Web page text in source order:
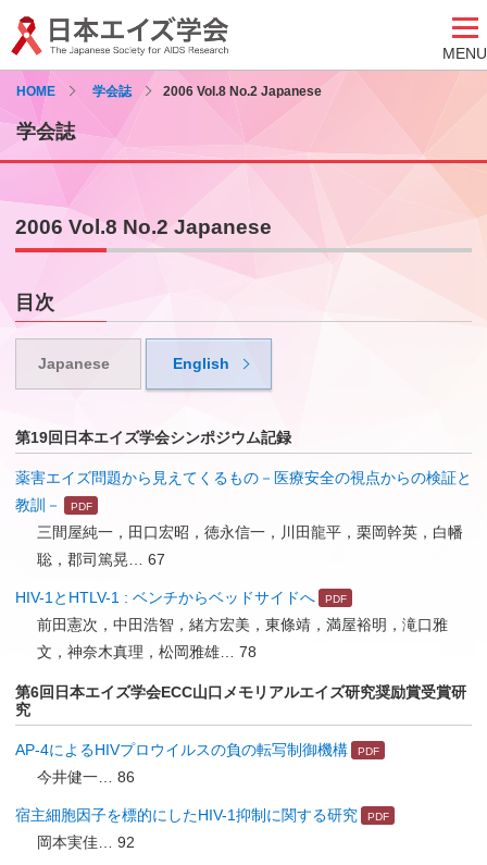
MENU
HOME 学会誌 2006 Vol.8 No.2 Japanese
学会誌
2006 Vol.8 No.2 Japanese
目次
Japanese English
第19回日本エイズ学会シンポジウム記録
薬害エイズ問題から見えてくるもの－医療安全の視点からの検証と
教訓－
三間屋純一，田口宏昭，徳永信一，川田龍平，栗岡幹英，白幡
聡，郡司篤晃… 67
HIV-1とHTLV-1 : ベンチからベッドサイドへ
前田憲次，中田浩智，緒方宏美，東條靖，満屋裕明，滝口雅
文，神奈木真理，松岡雅雄… 78
第6回日本エイズ学会ECC山口メモリアルエイズ研究奨励賞受賞研
究
AP-4によるHIVプロウイルスの負の転写制御機構
今井健一… 86
宿主細胞因子を標的にしたHIV-1抑制に関する研究
岡本実佳… 92